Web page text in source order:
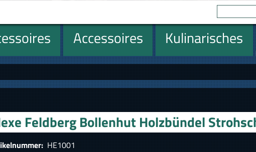
Accessoires Kulinarisches
Feldberg Bollenhut Holzbündel
HE1001